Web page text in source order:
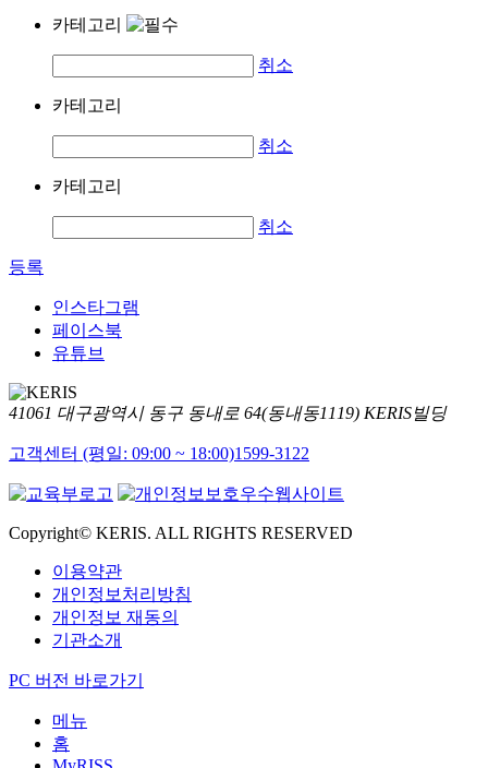
카테고리
취소
카테고리
취소
카테고리
취소
등록
인스타그램
페이스북
유튜브
41061 대구광역시 동구 동내로 64(동내동1119) KERIS빌딩
고객센터 (평일: 09:00 ~ 18:00)1599-3122
Copyright© KERIS. ALL RIGHTS RESERVED
이용약관
개인정보처리방침
개인정보 재동의
기관소개
PC 버전 바로가기
메뉴
홈